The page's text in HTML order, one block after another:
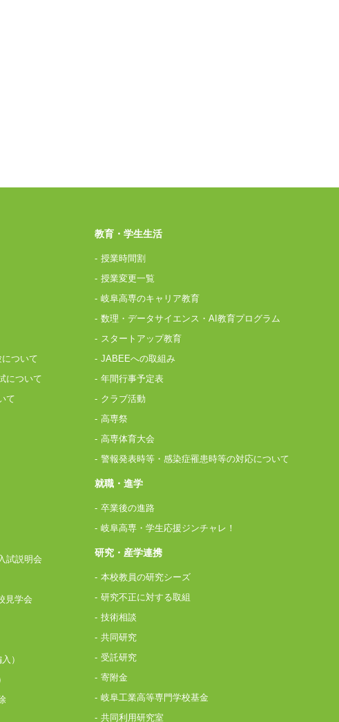
ついて
について
て
試説明会
見学会
）
教育・学生生活
授業時間割
授業変更一覧
岐阜高専のキャリア教育
数理・データサイエンス・AI教育プログラム
スタートアップ教育
JABEEへの取組み
年間行事予定表
クラブ活動
高専祭
高専体育大会
警報発表時等・感染症罹患時等の対応について
就職・進学
卒業後の進路
岐阜高専・学生応援ジンチャレ！
研究・産学連携
本校教員の研究シーズ
研究不正に対する取組
技術相談
共同研究
受託研究
寄附金
岐阜工業高等専門学校基金
共同利用研究室